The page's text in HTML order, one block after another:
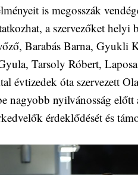
is megosszák
a szervezőket helyi
Barabás Barna, Gyukli
Tarsoly Róbert,
évtizedek óta szervezett
nagyobb nyilvánosság
érdeklődését és